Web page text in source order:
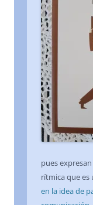
pues
rítmica que es
en la idea de